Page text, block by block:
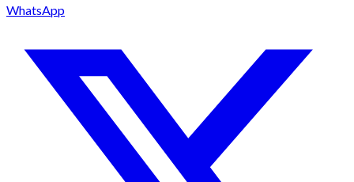
WhatsApp